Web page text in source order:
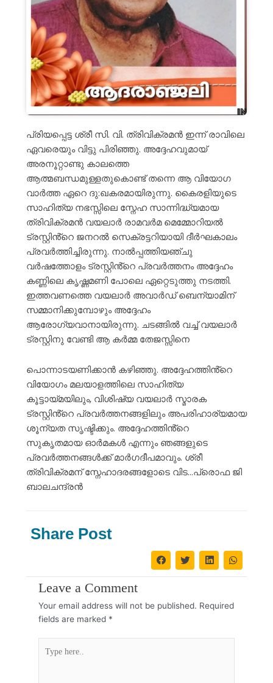
പ്രിയപ്പെട്ട ശ്രീ സി. വി. ത്രിവിക്രമൻ ഇന്ന് രാവിലെ
ഏവരെയും വിട്ടു പിരിഞ്ഞു. അദ്ദേഹവുമായ്
അരനൂറ്റാണ്ടു കാലത്തെ
ആത്മബന്ധമുള്ളതുകൊണ്ട് തന്നെ ആ വിയോഗ
വാർത്ത ഏറെ ദു:ഖകരമായിരുന്നു. കൈരളിയുടെ
സാഹിത്യ നഭസ്സിലെ സ്നേഹ സാന്നിദ്ധ്യമായ
ത്രിവിക്രമൻ വയലാർ രാമവർമ മെമ്മോറിയൽ
ട്രസ്റ്റിൻ്റെ ജനറൽ സെക്രട്ടറിയായി ദീർഘകാലം
പ്രവർത്തിച്ചിരുന്നു. നാൽപ്പത്തിയഞ്ചു
വർഷത്തോളം ട്രസ്റ്റിൻ്റെ പ്രവർത്തനം അദ്ദേഹം
കണ്ണിലെ കൃഷ്ണമണി പോലെ ഏറ്റെടുത്തു നടത്തി.
ഇത്തവണത്തെ വയലാർ അവാർഡ് ബെന്യാമിന്
സമ്മാനിക്കുമ്പോഴും അദ്ദേഹം
ആരോഗ്യവാനായിരുന്നു. ചടങ്ങിൽ വച്ച് വയലാർ
ട്രസ്റ്റിനു വേണ്ടി ആ കർമ്മ തേജസ്സിനെ
പൊന്നാടയണിക്കാൻ കഴിഞ്ഞു. അദ്ദേഹത്തിൻ്റെ
വിയോഗം മലയാളത്തിലെ സാഹിത്യ
കൂട്ടായ്മയിലും, വിശിഷ്യ വയലാർ സ്മാരക
ട്രസ്റ്റിൻ്റെ പ്രവർത്തനങ്ങളിലും അപരിഹാര്യമായ
ശൂന്യത സൃഷ്ടിക്കും. അദ്ദേഹത്തിൻ്റെ
സുകൃതമായ ഓർമകൾ എന്നും ഞങ്ങളുടെ
പ്രവർത്തനങ്ങൾക്ക് മാർഗദീപമാവും. ശ്രീ
ത്രിവിക്രമന് സ്നേഹാദരങ്ങളോടെ വിട…പ്രൊഫ ജി
ബാലചന്ദ്രൻ
Share Post
Leave a Comment
Your email address will not be published. Required
fields are marked *
here..